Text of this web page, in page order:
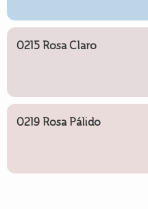
0215 Rosa Claro
0219 Rosa Pálido